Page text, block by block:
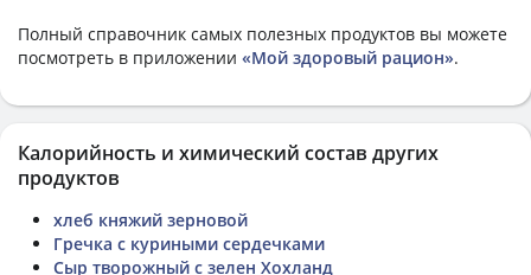
Полный справочник самых полезных продуктов вы можете
посмотреть в приложении «Мой здоровый рацион».
Калорийность и химический состав других
продуктов
хлеб княжий зерновой
Гречка с куриными сердечками
Сыр творожный с зелен Хохланд